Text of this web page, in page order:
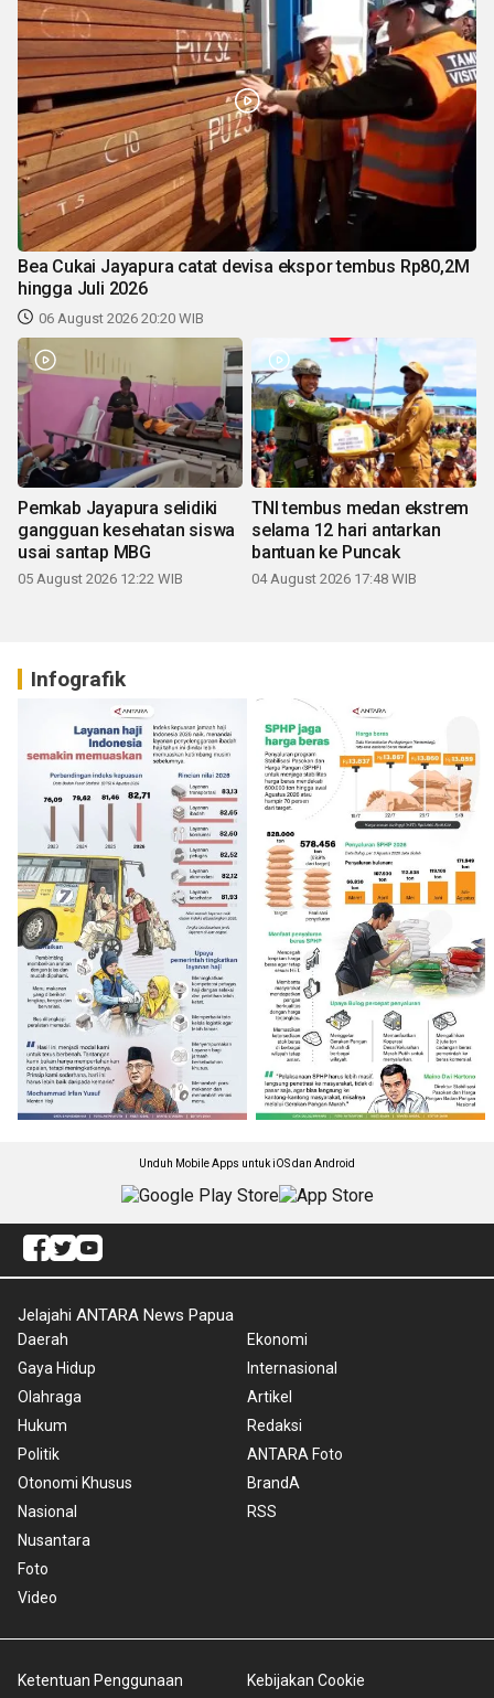
Bea Cukai Jayapura catat devisa ekspor tembus Rp80,2M
hingga Juli 2026
06 August 2026 20:20 WIB
Pemkab Jayapura selidiki
gangguan kesehatan siswa
usai santap MBG
05 August 2026 12:22 WIB
TNI tembus medan ekstrem
selama 12 hari antarkan
bantuan ke Puncak
04 August 2026 17:48 WIB
Infografik
Unduh Mobile Apps untuk iOS dan Android
Jelajahi ANTARA News Papua
Daerah
Gaya Hidup
Olahraga
Hukum
Politik
Otonomi Khusus
Nasional
Nusantara
Foto
Video
Ekonomi
Internasional
Artikel
Redaksi
ANTARA Foto
BrandA
RSS
Ketentuan Penggunaan Kebijakan Cookie